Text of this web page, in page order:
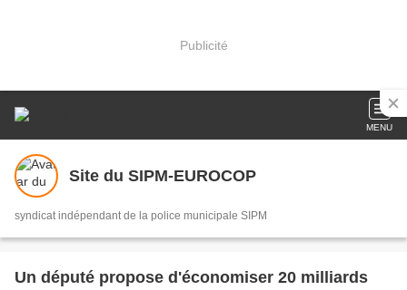
Publicité
MENU
Site du SIPM-EUROCOP
syndicat indépendant de la police municipale SIPM
Un député propose d'économiser 20 milliards